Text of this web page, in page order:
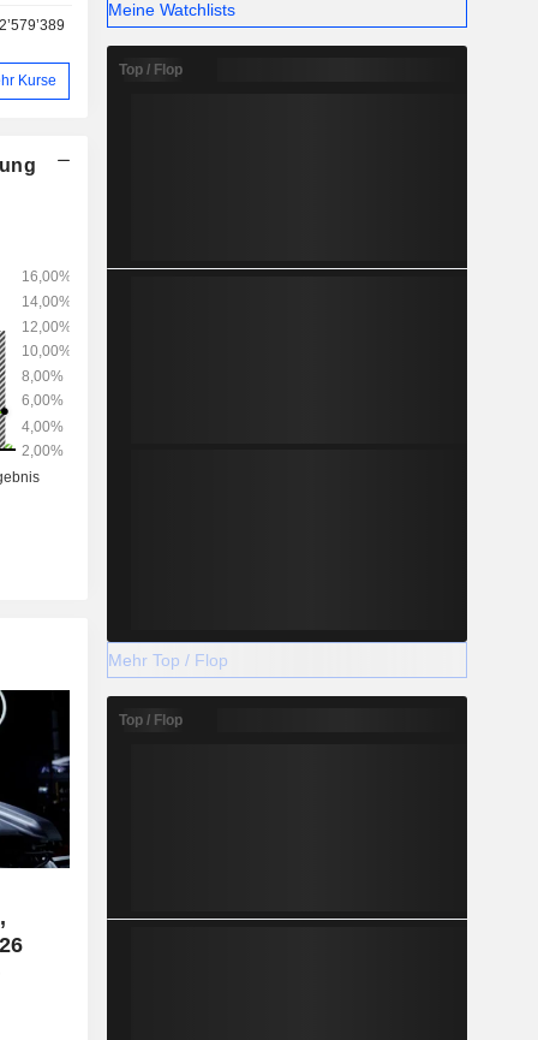
2’579’389
Kurse
Meine Watchlists
Top / Flop
Mehr Top / Flop
Top / Flop